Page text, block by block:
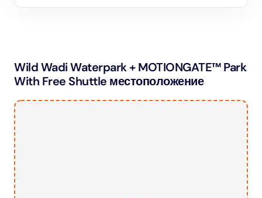
Wild Wadi Waterpark + MOTIONGATE™ Park
With Free Shuttle местоположение